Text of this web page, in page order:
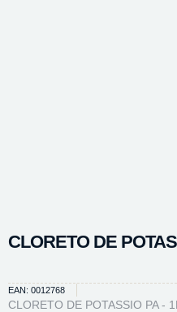
CLORETO DE
EAN: 0012768
CLORETO DE POTASSIO PA -